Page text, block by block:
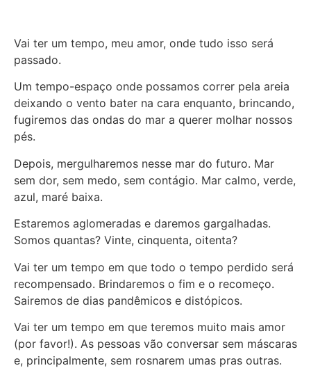
Vai ter um tempo, meu amor, onde tudo isso será
passado.
Um tempo-espaço onde possamos correr pela areia
deixando o vento bater na cara enquanto, brincando,
fugiremos das ondas do mar a querer molhar nossos
pés.
Depois, mergulharemos nesse mar do futuro. Mar
sem dor, sem medo, sem contágio. Mar calmo, verde,
azul, maré baixa.
Estaremos aglomeradas e daremos gargalhadas.
Somos quantas? Vinte, cinquenta, oitenta?
Vai ter um tempo em que todo o tempo perdido será
recompensado. Brindaremos o fim e o recomeço.
Sairemos de dias pandêmicos e distópicos.
Vai ter um tempo em que teremos muito mais amor
(por favor!). As pessoas vão conversar sem máscaras
e, principalmente, sem rosnarem umas pras outras.